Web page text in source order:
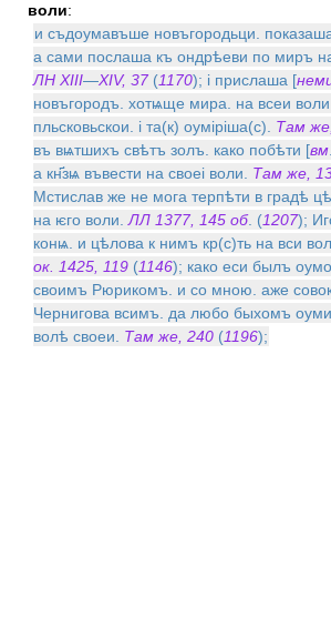
воли:
и съдоумавъше новъгородьци.
а сами послаша къ ондрѣеви по миръ
ЛН XIII—XIV, 37(1170); i прислаша [
новъгородъ. хотѩще мира. на всеи воли
пльсковьскои. i та(к) оумiрiша(с). Там
въ вѩтшихъ свѣтъ золъ. како побѣти [вм
а кн҃зѩ въвести на своеi воли. Там же,
Мстислав же не мога терпѣти в градѣ
на ѥго воли. ЛЛ 1377, 145 об. (1207);
конѩ. и цѣлова к нимъ кр(с)ть на вси
ок. 1425, 119 (1146); како еси былъ
своимъ Рюрикомъ. и со мною. аже
Чернигова всимъ. да любо быхомъ
волѣ своеи. Там же, 240 (1196);